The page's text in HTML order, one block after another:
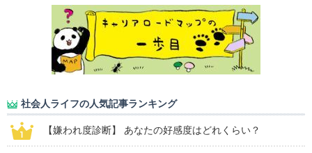
社会人ライフの人気記事ランキング
【嫌われ度診断】 あなたの好感度はどれくらい？